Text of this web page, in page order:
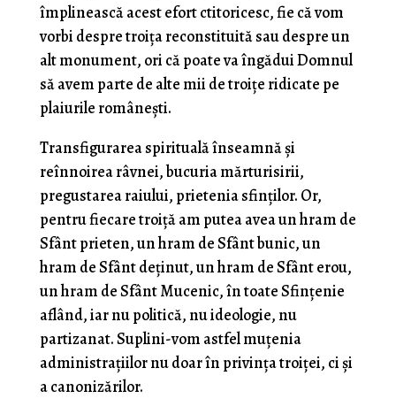
împlinească acest efort ctitoricesc, fie că vom
vorbi despre troiţa reconstituită sau despre un
alt monument, ori că poate va îngădui Domnul
să avem parte de alte mii de troiţe ridicate pe
plaiurile româneşti.
Transfigurarea spirituală înseamnă şi
reînnoirea râvnei, bucuria mărturisirii,
pregustarea raiului, prietenia sfinţilor. Or,
pentru fiecare troiţă am putea avea un hram de
Sfânt prieten, un hram de Sfânt bunic, un
hram de Sfânt deţinut, un hram de Sfânt erou,
un hram de Sfânt Mucenic, în toate Sfinţenie
aflând, iar nu politică, nu ideologie, nu
partizanat. Suplini-vom astfel muţenia
administraţiilor nu doar în privinţa troiţei, ci şi
a canonizărilor.